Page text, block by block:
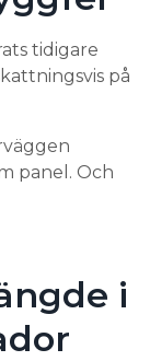
tidigare
på
panel. Och
i